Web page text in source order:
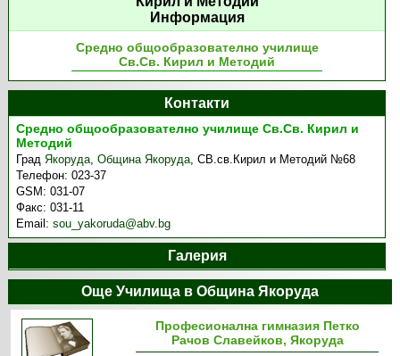
Информация
Средно общообразователно училище
Св.Св. Кирил и Методий
Контакти
Средно общообразователно училище Св.Св. Кирил и
Методий
ГрадЯкоруда,Община Якоруда,СВ.св.Кирил и Методий №68
Телефон:023-37
GSM:031-07
Факс:031-11
Email:sou_yakoruda@abv.bg
Галерия
Още Училища в Община Якоруда
Професионална гимназия Петко
Рачов Славейков, Якоруда